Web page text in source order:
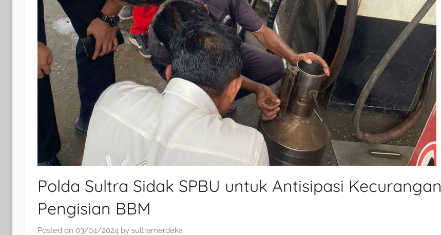
Polda Sultra Sidak SPBU untuk Antisipasi Kecurangan
Pengisian BBM
Posted on 03/04/2024 by sultramerdeka